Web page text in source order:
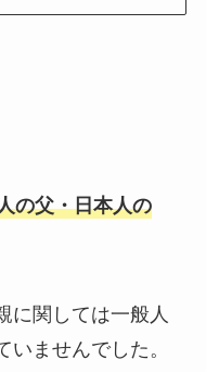
の父・日本人の
に関しては一般人
いませんでした。